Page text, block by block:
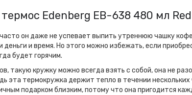
Edenberg EB-638 480 мл Red
он даже не успевает выпить утреннюю чашку
и время. Но этого можно избежать, если
будет горячим.
такую кружку можно всегда взять с собой, она не
эта термокружка держит тепло в течении
подарком близким, потому что она пригодится